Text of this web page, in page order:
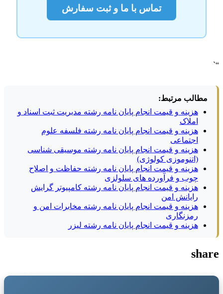
تماس با ما و ثبت سفارش
“`
مطالب مرتبط:
هزینه و قیمت انجام پایان نامه رشته مدیریت ثبت اسناد و
املاک
هزینه و قیمت انجام پایان نامه رشته فلسفه علوم
اجتماعی
هزینه و قیمت انجام پایان نامه رشته موسیقی شناسی
(اتنوموزی کولوژی)
هزینه و قیمت انجام پایان نامه رشته حفاظت و اصلاح
چوب و فرآورده های سلولزی
هزینه و قیمت انجام پایان نامه رشته کامپیوتر گرایش
رایانش امن
هزینه و قیمت انجام پایان نامه رشته مخابرات امن و
رمزنگاری
هزینه و قیمت انجام پایان نامه رشته لیزر
share